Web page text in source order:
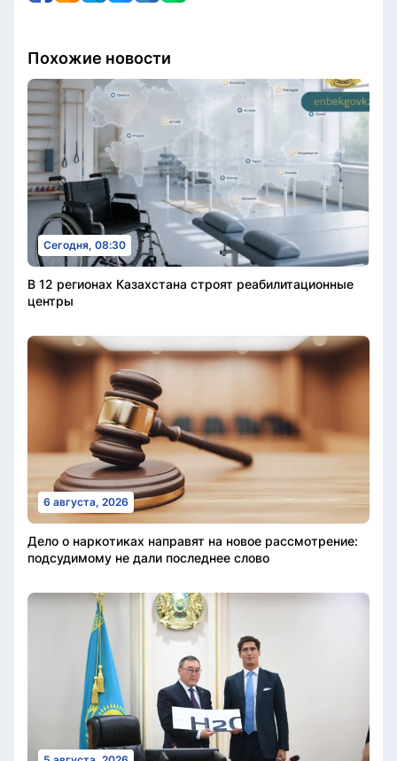
Похожие новости
Сегодня, 08:30
В 12 регионах Казахстана строят реабилитационные
центры
6 августа, 2026
Дело о наркотиках направят на новое рассмотрение:
подсудимому не дали последнее слово